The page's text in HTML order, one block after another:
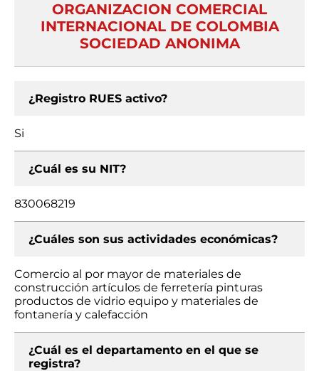
ORGANIZACION COMERCIAL
INTERNACIONAL DE COLOMBIA
SOCIEDAD ANONIMA
¿Registro RUES activo?
Si
¿Cuál es su NIT?
830068219
¿Cuáles son sus actividades económicas?
Comercio al por mayor de materiales de
construcción artículos de ferretería pinturas
productos de vidrio equipo y materiales de
fontanería y calefacción
¿Cuál es el departamento en el que se
registra?